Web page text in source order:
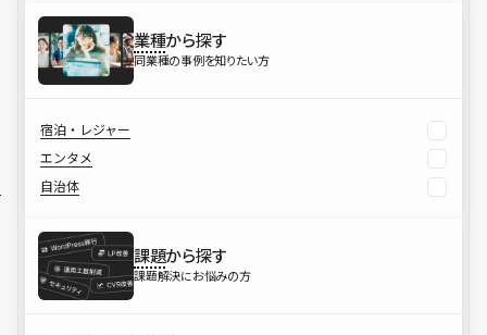
業種から探す
同業種の事例を知りたい方
宿泊・レジャー
エンタメ
自治体
課題から探す
課題解決にお悩みの方